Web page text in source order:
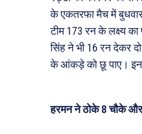
के एकतरफा मैच में
टीम 173 रन के लक्ष्य
सिंह ने भी 16 रन देकर
के आंकड़े को छू पाए। इन
हरमन ने ठोके 8 चौके